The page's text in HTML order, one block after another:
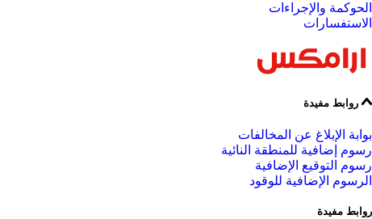
الحوكمة والإجراءات
الاستفسارات
روابط مفيدة
بوابة الإبلاغ عن المخالفات
رسوم إضافية للمنطقة النائية
رسوم التوقيع الإضافية
الرسوم الإضافية للوقود
روابط مفيدة